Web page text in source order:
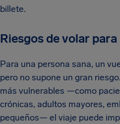
billete.
Riesgos de volar para
Para una persona sana, un
pero no supone un gran
más vulnerables —como
crónicas, adultos mayores,
pequeños— el viaje puede